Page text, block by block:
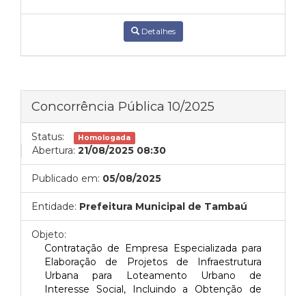
Detalhes
Concorrência Pública 10/2025
Status: Homologada
Abertura: 21/08/2025 08:30
Publicado em: 05/08/2025
Entidade: Prefeitura Municipal de Tambaú
Objeto:
Contratação de Empresa Especializada para
Elaboração de Projetos de Infraestrutura
Urbana para Loteamento Urbano de
Interesse Social, Incluindo a Obtenção de